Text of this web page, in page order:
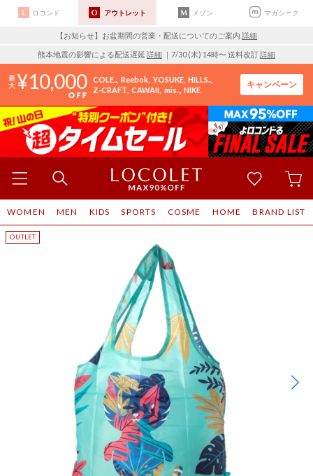
ロコンド アウトレット メゾン マガシーク
【お知らせ】お盆期間の営業・配送についてのご案内 詳細
熊本地震の影響による配送遅延 詳細 ｜7/30 (木) 14時〜 送料改訂詳細
10,000 COLE.. Reebok YOSUKE HILLS..
Z-CRAFT CAWAII mis.. NIKE
キャンペーン
WOMEN MEN KIDS SPORTS COSME HOME BRAND LIST